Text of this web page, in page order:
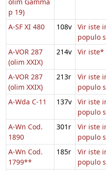
p 19)
A-SF XI 480 108v
Vir iste
populo
A-VOR 287
(olim XXIX)
214v Vir iste*
A-VOR 287
(olim XXIX)
213r
Vir iste
populo
A-Wda C-11 137v
Vir iste
populo
A-Wn Cod.
1890
301r
Vir iste
populo
A-Wn Cod.
1799**
185r
Vir iste
populo